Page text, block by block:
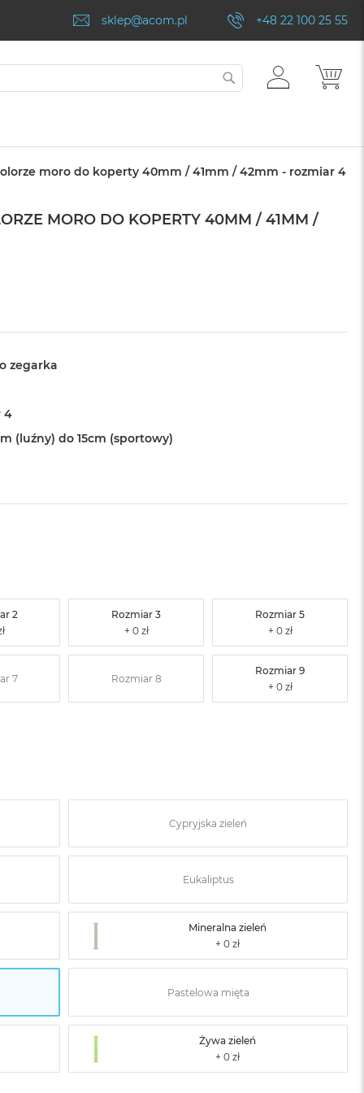
sklep@acom.pl +48 22 100 25 55
ZALOGUJ
SIĘ
SZUKAJ
moro do koperty 40mm / 41mm / 42mm - rozmiar 4
MORO DO KOPERTY 40MM / 41MM /
zegarka
4
(luźny) do 15cm (sportowy)
2 Rozmiar 3 Rozmiar 5
7 Rozmiar 8
Rozmiar 9
Cypryjska zieleń
Eukaliptus
Mineralna zieleń
Pastelowa mięta
Żywa zieleń